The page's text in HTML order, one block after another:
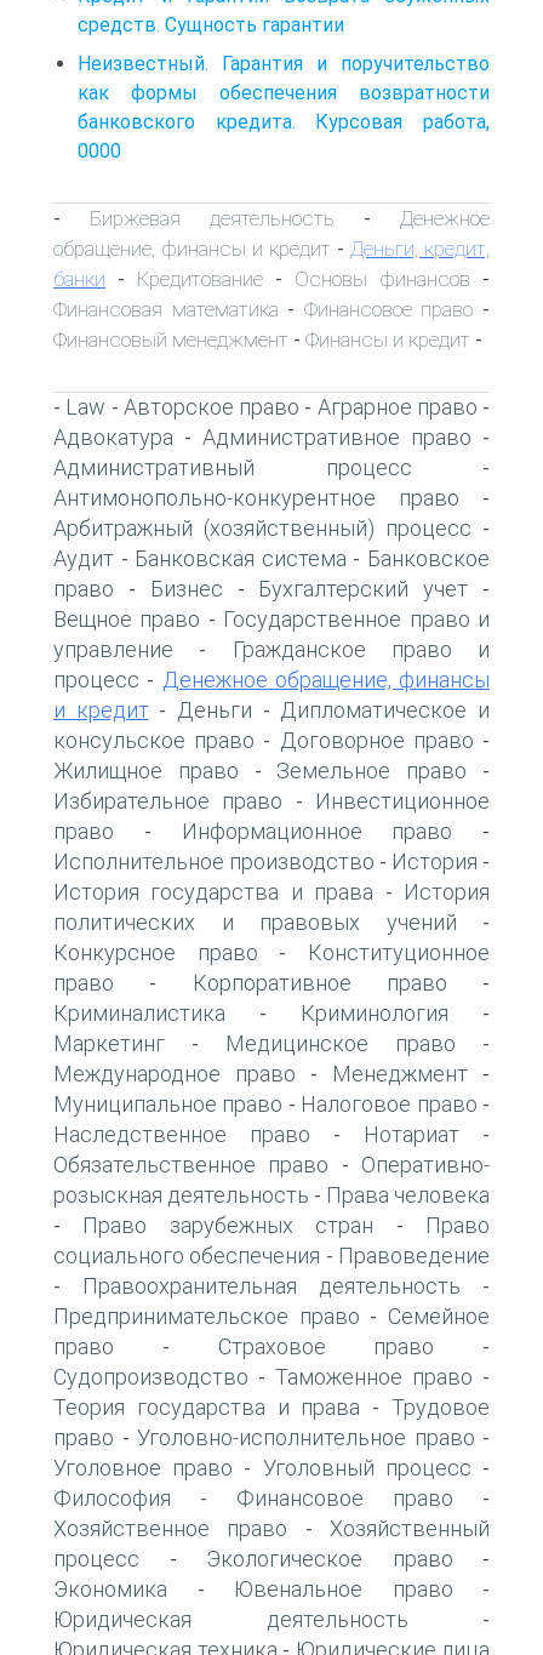
средств. Сущность гарантии
Неизвестный. Гарантия и поручительство
как формы обеспечения возвратности
банковского кредита. Курсовая работа,
0000
- Биржевая деятельность - Денежное
обращение, финансы и кредит - Деньги, кредит,
банки - Кредитование - Основы финансов -
Финансовая математика - Финансовое право -
Финансовый менеджмент - Финансы и кредит -
- Law - Авторское право - Аграрное право -
Адвокатура - Административное право -
Административный процесс -
Антимонопольно-конкурентное право -
Арбитражный (хозяйственный) процесс -
Аудит - Банковская система - Банковское
право - Бизнес - Бухгалтерский учет -
Вещное право - Государственное право и
управление -
Гражданское право и
процесс - Денежное обращение, финансы
и кредит- Деньги - Дипломатическое и
консульское право - Договорное право -
Жилищное право - Земельное право -
Избирательное право -
Инвестиционное
право - Информационное право -
Исполнительное производство - История -
История государства и права -
История
политических и правовых учений -
Конкурсное право -
Конституционное
право - Корпоративное право -
Криминалистика - Криминология -
Маркетинг - Медицинское право -
Международное право - Менеджмент -
Муниципальное право - Налоговое право -
Наследственное право - Нотариат -
Обязательственное право - Оперативно-
розыскная деятельность - Права человека
- Право зарубежных стран -
Право
социального обеспечения - Правоведение
- Правоохранительная деятельность -
Предпринимательское право - Семейное
право - Страховое право -
Судопроизводство - Таможенное право -
Теория государства и права -Трудовое
право - Уголовно-исполнительное право -
Уголовное право - Уголовный процесс -
Философия - Финансовое право -
Хозяйственное право - Хозяйственный
процесс - Экологическое право -
Экономика - Ювенальное право -
Юридическая деятельность -
Юридическая техника Юридические лица